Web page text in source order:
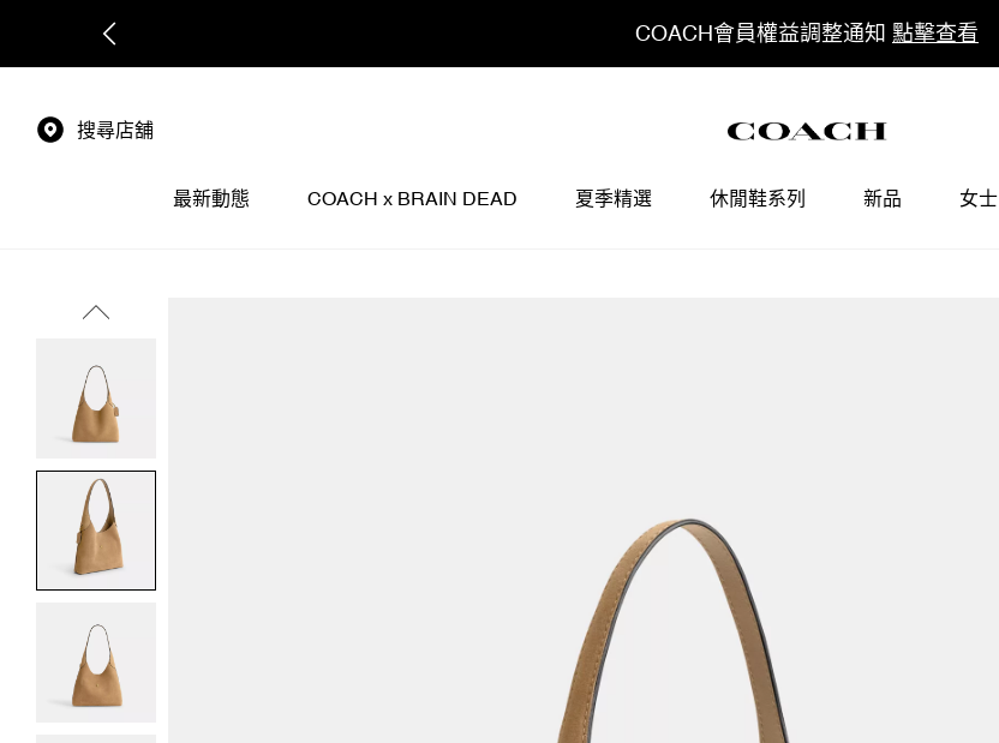
COACH會員權益調整通知 點擊查看
搜尋店舖
最新動態 COACH x BRAIN DEAD 夏季精選 休閒鞋系列 新品 女士